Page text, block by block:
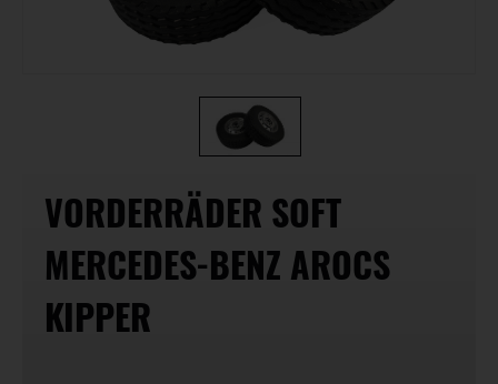
VORDERRÄDER SOFT
MERCEDES-BENZ AROCS
KIPPER